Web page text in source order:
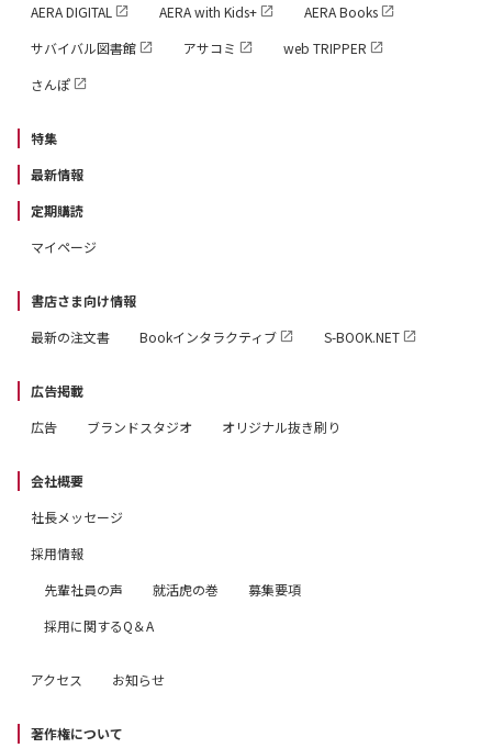
AERA DIGITAL
AERA with Kids+
AERA Books
サバイバル図書館
アサコミ
web TRIPPER
さんぽ
特集
最新情報
定期購読
マイページ
書店さま向け情報
最新の注文書
Bookインタラクティブ S-BOOK.NET
広告掲載
広告
ブランドスタジオ オリジナル抜き刷り
会社概要
社長メッセージ
採用情報
先輩社員の声
就活虎の巻
募集要項
採用に関するQ＆A
アクセス お知らせ
著作権について